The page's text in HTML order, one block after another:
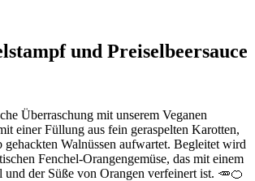
und Preiselbeersauce
Überraschung mit unserem Veganen
einer Füllung aus fein geraspelten Karotten,
gehackten Walnüssen aufwartet. Begleitet wird
Fenchel-Orangengemüse, das mit einem
der Süße von Orangen verfeinert ist. 🥕🍊